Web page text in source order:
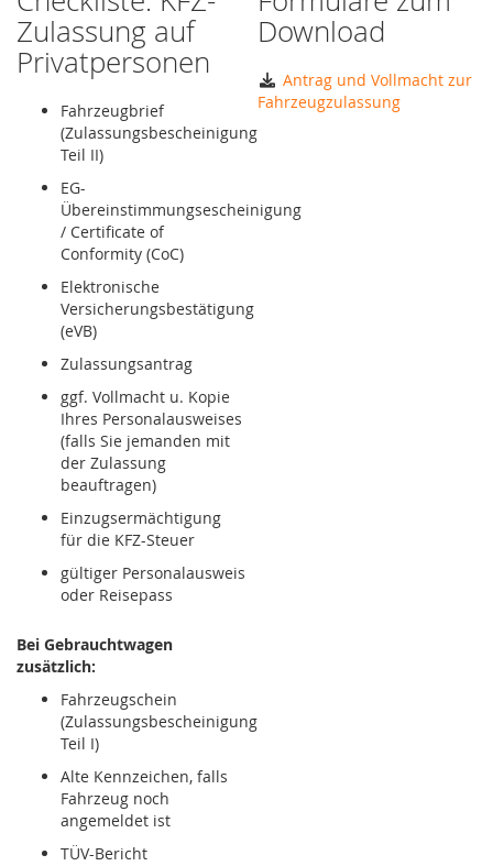
Zulassung auf
Privatpersonen
Fahrzeugbrief
(Zulassungsbescheinigung
Teil II)
EG-
Übereinstimmungsescheinigung
/ Certificate of
Conformity (CoC)
Elektronische
Versicherungsbestätigung
(eVB)
Zulassungsantrag
ggf. Vollmacht u. Kopie
Ihres Personalausweises
(falls Sie jemanden mit
der Zulassung
beauftragen)
Einzugsermächtigung
für die KFZ-Steuer
gültiger Personalausweis
oder Reisepass
Bei Gebrauchtwagen
zusätzlich:
Fahrzeugschein
(Zulassungsbescheinigung
Teil I)
Alte Kennzeichen, falls
Fahrzeug noch
angemeldet ist
TÜV-Bericht
Download
Antrag und Vollmacht zur
Fahrzeugzulassung